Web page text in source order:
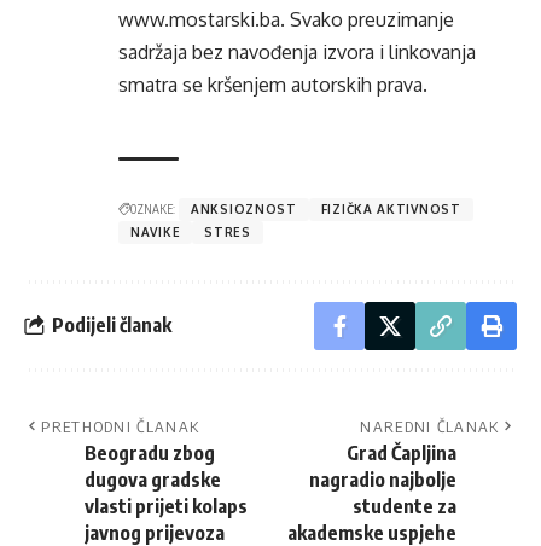
www.mostarski.ba. Svako preuzimanje
sadržaja bez navođenja izvora i linkovanja
smatra se kršenjem autorskih prava.
OZNAKE: ANKSIOZNOST
FIZIČKA AKTIVNOST
NAVIKE
STRES
Podijeli članak
PRETHODNI ČLANAK
Beogradu zbog
dugova gradske
vlasti prijeti kolaps
javnog prijevoza
NAREDNI ČLANAK
Grad Čapljina
nagradio najbolje
studente za
akademske uspjehe